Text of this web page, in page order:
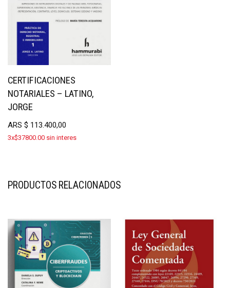
CERTIFICACIONES
NOTARIALES – LATINO,
JORGE
ARS $ 113.400,00
3x$37800.00 sin interes
PRODUCTOS RELACIONADOS